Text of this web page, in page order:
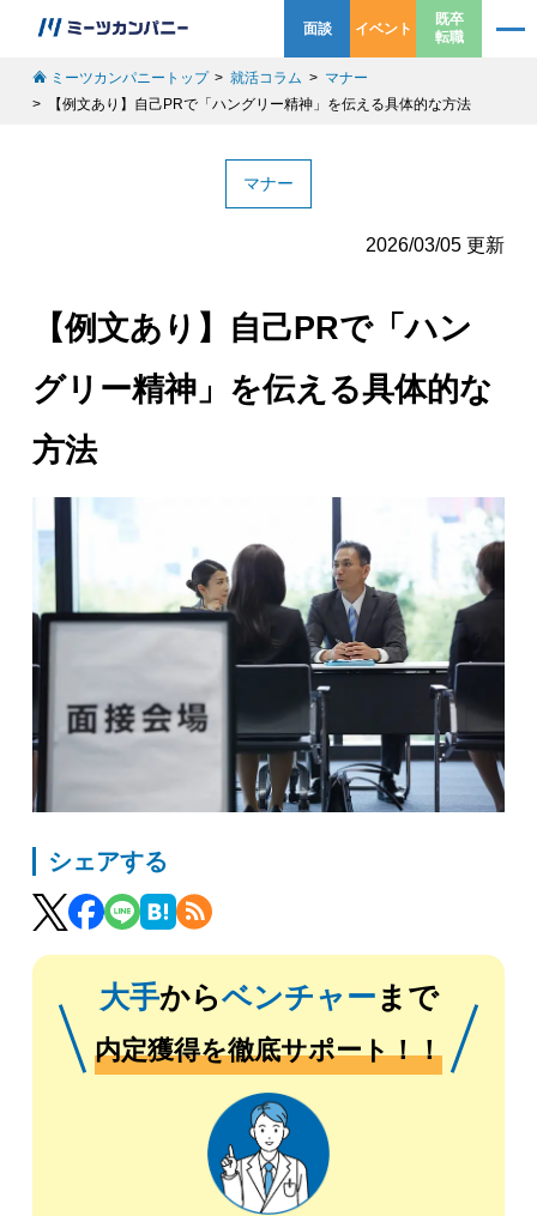
面談 イベント
既卒
転職
ミーツカンパニートップ 就活コラム
マナー
【例文あり】自己PRで「ハングリー精神」を伝える具体的な方法
マナー
2026/03/05 更新
【例文あり】自己PRで「ハン
グリー精神」を伝える具体的な
方法
シェアする
大手からベンチャー まで
内定獲得を徹底サポート！！